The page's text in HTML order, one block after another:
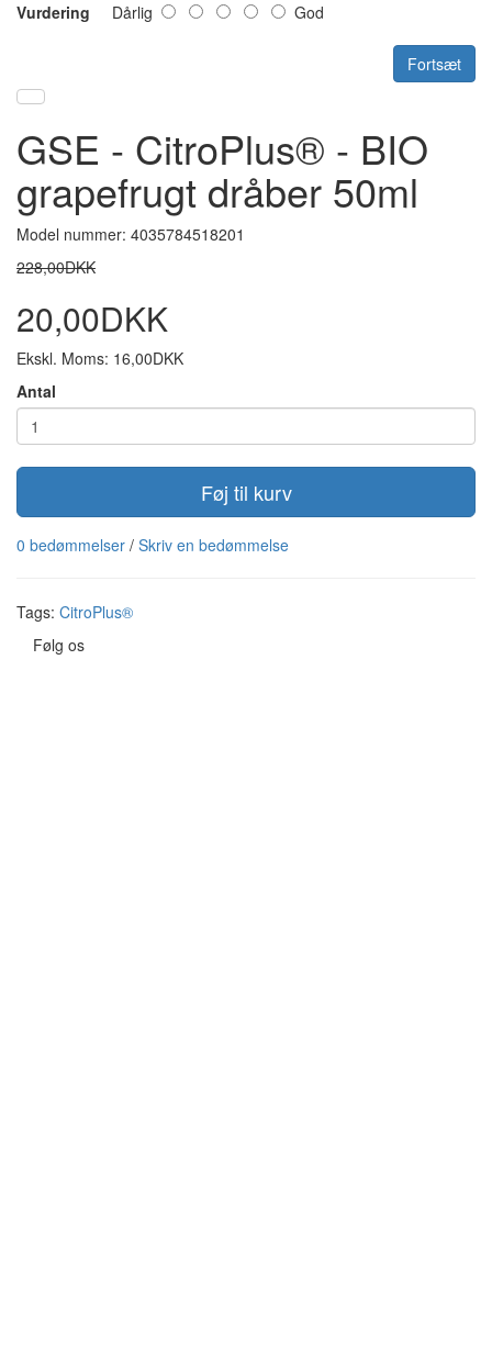
Vurdering Dårlig God
Fortsæt
GSE - CitroPlus® - BIO
grapefrugt dråber 50ml
Model nummer: 4035784518201
228,00DKK
20,00DKK
Ekskl. Moms: 16,00DKK
Antal
Føj til kurv
0 bedømmelser / Skriv en bedømmelse
Tags: CitroPlus®
Følg os